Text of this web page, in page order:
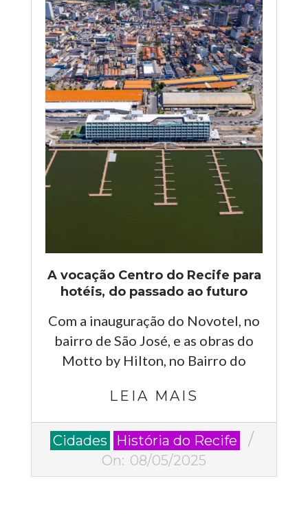
A vocação Centro do Recife para
hotéis, do passado ao futuro
Com a inauguração do Novotel, no
bairro de São José, e as obras do
Motto by Hilton, no Bairro do
LEIA MAIS
2025-
05-
Cidades
História do Recife
On: 08/05/2025